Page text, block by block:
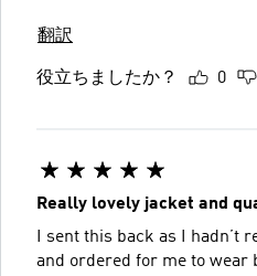
翻訳
役立ちましたか？ 0
Really lovely jacket and
I sent this back as I hadn’t
and ordered for me to wear